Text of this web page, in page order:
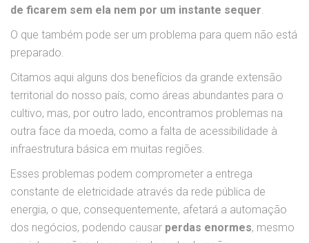
de ficarem sem ela nem por um instante sequer.
O que também pode ser um problema para quem não está
preparado.
Citamos aqui alguns dos benefícios da grande extensão
territorial do nosso país, como áreas abundantes para o
cultivo, mas, por outro lado, encontramos problemas na
outra face da moeda, como a falta de acessibilidade à
infraestrutura básica em muitas regiões.
Esses problemas podem comprometer a entrega
constante de eletricidade através da rede pública de
energia, o que, consequentemente, afetará a automação
dos negócios, podendo causar perdas enormes, mesmo